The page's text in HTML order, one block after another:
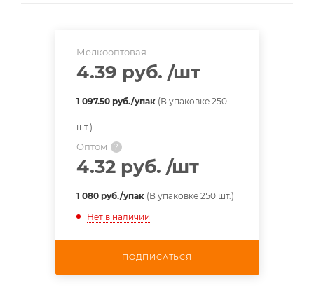
Мелкооптовая
4.39 руб. /шт
1 097.50 руб./упак(В упаковке 250
шт.)
Оптом ?
4.32 руб. /шт
1 080 руб./упак(В упаковке 250 шт.)
Нет в наличии
ПОДПИСАТЬСЯ